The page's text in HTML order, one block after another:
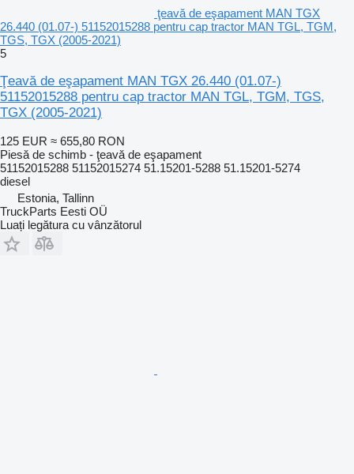
ţeavă de eşapament MAN TGX
26.440 (01.07-) 51152015288 pentru cap tractor MAN TGL, TGM,
TGS, TGX (2005-2021)
5
Ţeavă de eşapament MAN TGX 26.440 (01.07-)
51152015288 pentru cap tractor MAN TGL, TGM, TGS,
TGX (2005-2021)
125 EUR ≈ 655,80 RON
Piesă de schimb - ţeavă de eşapament
51152015288 51152015274 51.15201-5288 51.15201-5274
diesel
Estonia, Tallinn
TruckParts Eesti OÜ
Luați legătura cu vânzătorul